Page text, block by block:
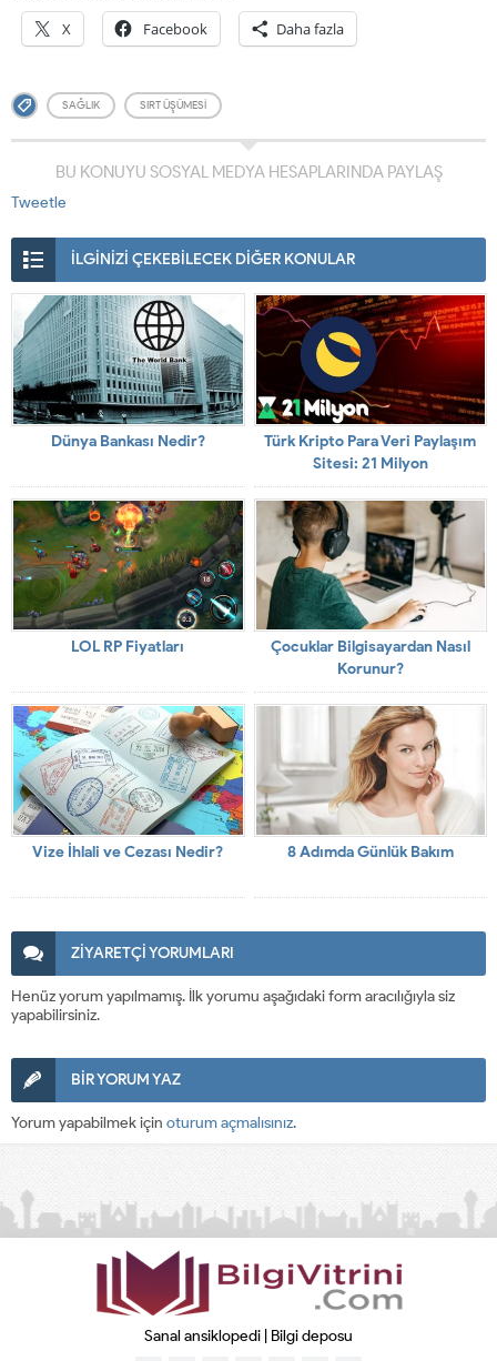
X Facebook Daha fazla
SAĞLIK SIRT ÜŞÜMESI
BU KONUYU SOSYAL MEDYA HESAPLARINDA PAYLAŞ
Tweetle
İLGİNİZİ ÇEKEBİLECEK DİĞER KONULAR
Dünya Bankası Nedir?
Türk Kripto Para Veri Paylaşım
Sitesi: 21 Milyon
LOL RP Fiyatları
Çocuklar Bilgisayardan Nasıl
Korunur?
Vize İhlali ve Cezası Nedir? 8 Adımda Günlük Bakım
ZİYARETÇİ YORUMLARI
Henüz yorum yapılmamış. İlk yorumu aşağıdaki form aracılığıyla siz
yapabilirsiniz.
BİR YORUM YAZ
Yorum yapabilmek için oturum açmalısınız.
Sanal ansiklopedi | Bilgi deposu